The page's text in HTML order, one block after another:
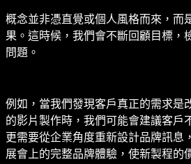
概念並非憑直覺或個人風格而來，而
果。這時候，我們會不斷回顧目標，
問題。
例如，當我們發現客戶真正的需求是
的影片製作時，我們可能會建議客戶
更需要從企業角度重新設計品牌訊息
展會上的完整品牌體驗，使新製程的